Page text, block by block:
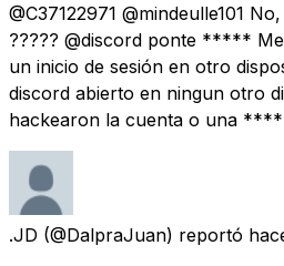
@C37122971 @mindeulle101
????? @discord ponte *****
un inicio de sesión en otro
discord abierto en ningun otro
hackearon la cuenta o una
.JD (@DalpraJuan) reportó